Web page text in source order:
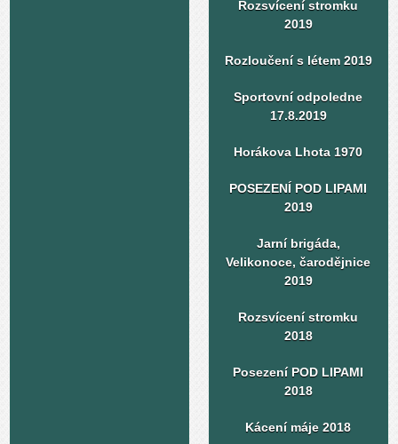
Rozsvícení stromku
2019
Rozloučení s létem 2019
Sportovní odpoledne
17.8.2019
Horákova Lhota 1970
POSEZENÍ POD LIPAMI
2019
Jarní brigáda,
Velikonoce, čarodějnice
2019
Rozsvícení stromku
2018
Posezení POD LIPAMI
2018
Kácení máje 2018